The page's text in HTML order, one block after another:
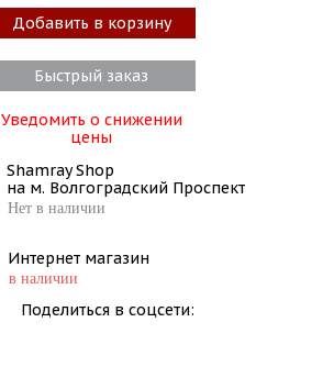
Добавить в корзину
Быстрый заказ
Уведомить о снижении
цены
Shamray Shop
на м. Волгоградский Проспект
Нет в наличии
Интернет магазин
в наличии
Поделиться в соцсети: